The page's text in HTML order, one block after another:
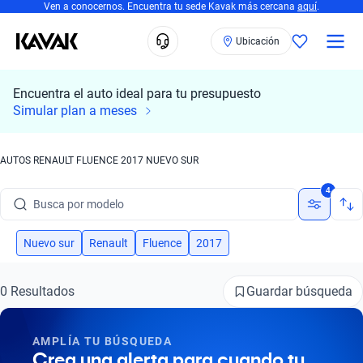
Ven a conocernos. Encuentra tu sede Kavak más cercana aquí.
Ubicación
Encuentra el auto ideal para tu presupuesto
Simular plan a meses
AUTOS RENAULT FLUENCE 2017 NUEVO SUR
Busca por modelo
Busca por versión
Busca por marca
Busca por modelo
4
Nuevo sur Renault Fluence 2017
0 Resultados Guardar búsqueda
AMPLÍA TU BÚSQUEDA